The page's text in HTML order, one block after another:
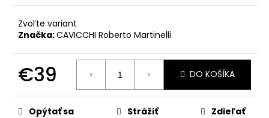
Zvoľte variant
Značka:CAVICCHI Roberto Martinelli
€39
cena:
DO KOŠÍKA
Opýtať sa Strážiť Zdieľať